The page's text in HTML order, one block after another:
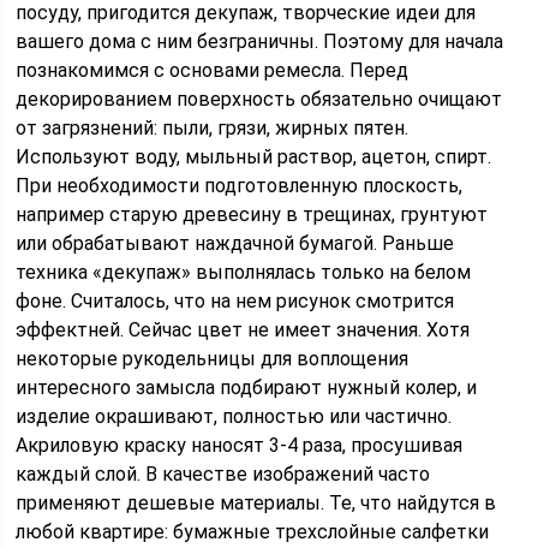
посуду, пригодится декупаж, творческие идеи для
вашего дома с ним безграничны. Поэтому для начала
познакомимся с основами ремесла. Перед
декорированием поверхность обязательно очищают
от загрязнений: пыли, грязи, жирных пятен.
Используют воду, мыльный раствор, ацетон, спирт.
При необходимости подготовленную плоскость,
например старую древесину в трещинах, грунтуют
или обрабатывают наждачной бумагой. Раньше
техника «декупаж» выполнялась только на белом
фоне. Считалось, что на нем рисунок смотрится
эффектней. Сейчас цвет не имеет значения. Хотя
некоторые рукодельницы для воплощения
интересного замысла подбирают нужный колер, и
изделие окрашивают, полностью или частично.
Акриловую краску наносят 3-4 раза, просушивая
каждый слой. В качестве изображений часто
применяют дешевые материалы. Те, что найдутся в
любой квартире: бумажные трехслойные салфетки